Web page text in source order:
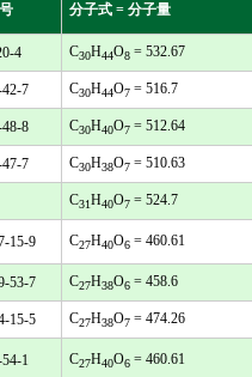
分子式 = 分子量
4 C30H44O8 = 532.67
42-7 C30H44O7 = 516.7
48-8 C30H40O7 = 512.64
47-7 C30H38O7 = 510.63
C31H40O7 = 524.7
15-9 C27H40O6 = 460.61
53-7 C27H38O6 = 458.6
15-5 C27H38O7 = 474.26
1 C27H40O6 = 460.61